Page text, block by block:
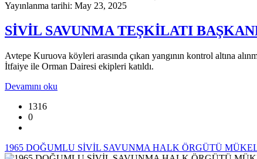
Yayınlanma tarihi: May 23, 2025
SİVİL SAVUNMA TEŞKİLATI
Avtepe Kuruova köyleri arasında çıkan yangının kontrol altına
İtfaiye ile Orman Dairesi ekipleri katıldı.
Devamını oku
1316
0
1965 DOĞUMLU SİVİL SAVUNMA HALK ÖRGÜTÜ